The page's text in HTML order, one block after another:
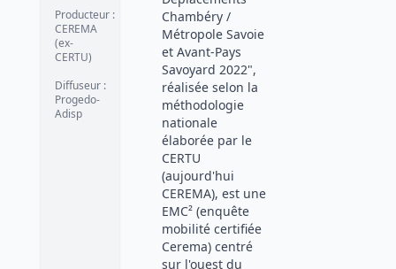
Producteur :
CEREMA
(ex-
CERTU)
Diffuseur :
Progedo-
Adisp
Chambéry /
Métropole Savoie
et Avant-Pays
Savoyard 2022",
réalisée selon la
méthodologie
nationale
élaborée par le
CERTU
(aujourd'hui
CEREMA), est une
EMC² (enquête
mobilité certifiée
Cerema) centré
sur l'ouest du